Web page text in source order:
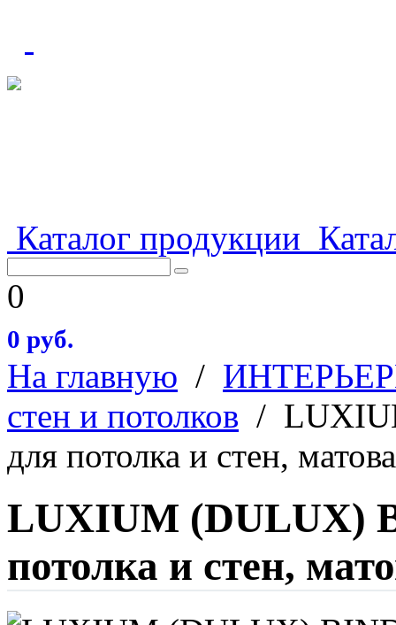
Каталог продукции
0
0 руб.
На главную /
стен и потолков /
для потолка и стен,
LUXIUM (DULUX)
потолка и стен,